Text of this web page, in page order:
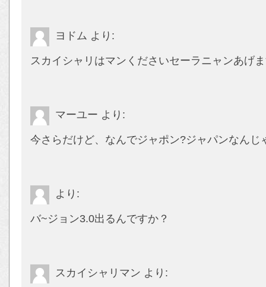
ヨドム より:
スカイシャリはマンくださいセーラニャンあげ
マーユー より:
今さらだけど、なんでジャポン?ジャパンなんじ
より:
バ~ジョン3.0出るんですか？
スカイシャリマン より: